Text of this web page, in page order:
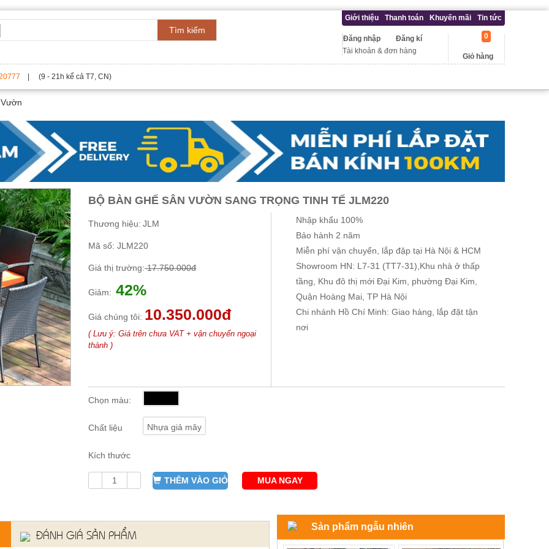
Tìm kiếm
Giới thiệu Thanh toán Khuyến mãi Tin tức
Đăng kí
Đăng nhập
Tài khoản & đơn hàng
Giỏ hàng
0
| (9 - 21h kể cả T7, CN)
BỘ BÀN GHẾ SÂN VƯỜN SANG TRỌNG TINH TẾ JLM220
Thương hiệu: JLM
Mã số: JLM220
Giá thị trường:17.750.000đ
Giảm: 42%
Giá chúng tôi: 10.350.000đ
( Lưu ý: Giá trên chưa VAT + vận chuyển ngoại
thành )
Nhập khẩu 100%
Bảo hành 2 năm
Miễn phí vận chuyển, lắp đặp tại Hà Nội & HCM
Showroom HN: L7-31 (TT7-31),Khu nhà ở thấp
tầng, Khu đô thị mới Đại Kim, phường Đại Kim,
Quận Hoàng Mai, TP Hà Nội
Chi nhánh Hồ Chí Minh: Giao hàng, lắp đặt tận
nơi
Chọn màu:
Chất liệu Nhựa giả mây
Kích thước
THÊM VÀO GIỎ MUA NGAY
ĐÁNH GIÁ SẢN PHẨM
Sản phẩm ngẫu nhiên